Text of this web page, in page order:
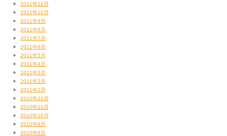
2011年11月
2011年10月
2011年9月
2011年8月
2011年7月
2011年6月
2011年5月
2011年4月
2011年3月
2011年2月
2011年1月
2010年12月
2010年11月
2010年10月
2010年9月
2010年8月